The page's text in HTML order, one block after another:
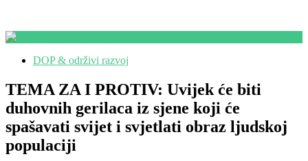
DOP & održivi razvoj
TEMA ZA I PROTIV: Uvijek će biti
duhovnih gerilaca iz sjene koji će
spašavati svijet i svjetlati obraz ljudskoj
populaciji